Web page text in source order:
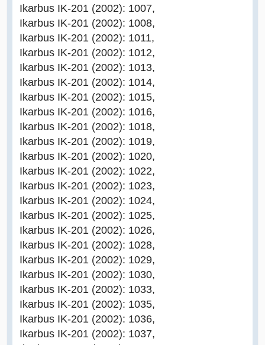
Ikarbus IK-201 (2002): 1007,
Ikarbus IK-201 (2002): 1008,
Ikarbus IK-201 (2002): 1011,
Ikarbus IK-201 (2002): 1012,
Ikarbus IK-201 (2002): 1013,
Ikarbus IK-201 (2002): 1014,
Ikarbus IK-201 (2002): 1015,
Ikarbus IK-201 (2002): 1016,
Ikarbus IK-201 (2002): 1018,
Ikarbus IK-201 (2002): 1019,
Ikarbus IK-201 (2002): 1020,
Ikarbus IK-201 (2002): 1022,
Ikarbus IK-201 (2002): 1023,
Ikarbus IK-201 (2002): 1024,
Ikarbus IK-201 (2002): 1025,
Ikarbus IK-201 (2002): 1026,
Ikarbus IK-201 (2002): 1028,
Ikarbus IK-201 (2002): 1029,
Ikarbus IK-201 (2002): 1030,
Ikarbus IK-201 (2002): 1033,
Ikarbus IK-201 (2002): 1035,
Ikarbus IK-201 (2002): 1036,
Ikarbus IK-201 (2002): 1037,